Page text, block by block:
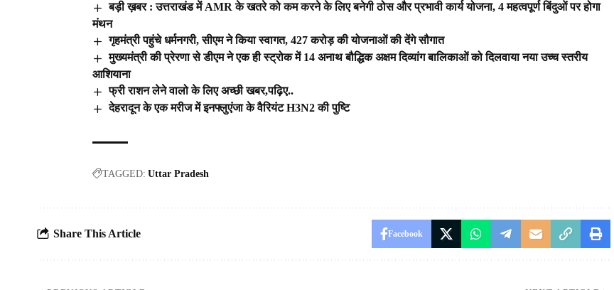
बड़ी ख़बर : उत्तराखंड में AMR के खतरे को कम करने के लिए बनेगी ठोस और प्रभावी कार्य योजना, 4 महत्वपूर्ण बिंदुओं पर होगा
मंथन
गृहमंत्री पहुंचे धर्मनगरी, सीएम ने किया स्वागत, 427 करोड़ की योजनाओं की देंगे सौगात
मुख्यमंत्री की प्रेरणा से डीएम ने एक ही स्ट्रोक में 14 अनाथ बौद्धिक अक्षम दिव्यांग बालिकाओं को दिलवाया नया उच्च स्तरीय
आशियाना
फ्री राशन लेने वालो के लिए अच्छी खबर,पढ़िए..
देहरादून के एक मरीज में इनफ्लुएंजा के वैरियंट H3N2 की पुष्टि
TAGGED: Uttar Pradesh
Share This Article Facebook